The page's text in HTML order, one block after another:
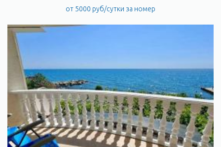
от 5000 руб/сутки за номер